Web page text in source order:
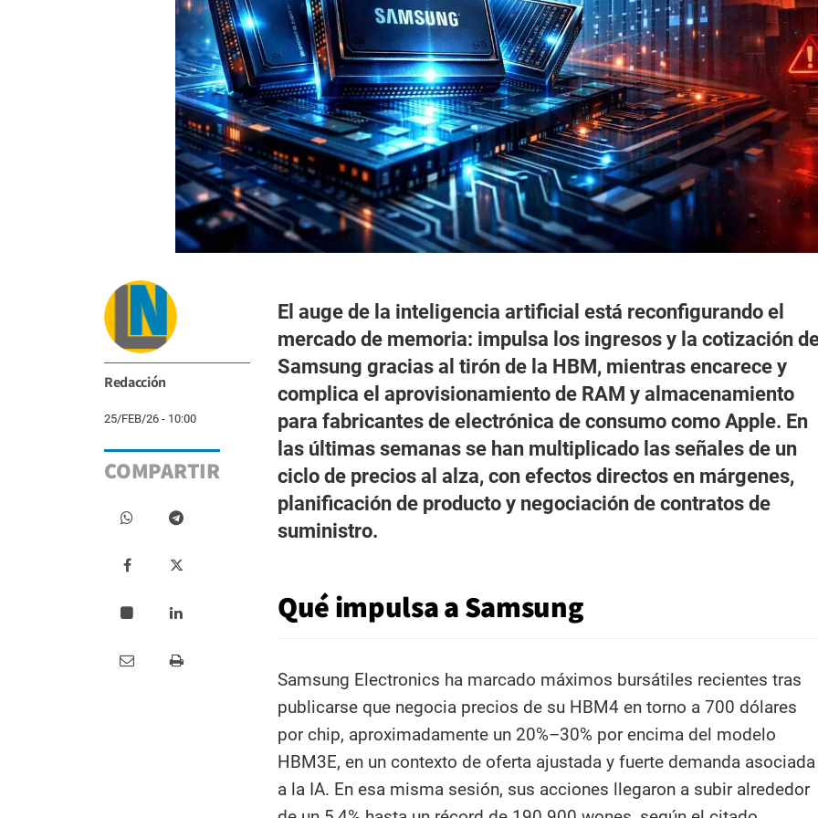
Redacción
25/FEB/26 - 10:00
COMPARTIR
El auge de la inteligencia artificial está reconfigurando el
mercado de memoria: impulsa los ingresos y la cotización
Samsung gracias al tirón de la HBM, mientras encarece y
complica el aprovisionamiento de RAM y almacenamiento
para fabricantes de electrónica de consumo como Apple. En
las últimas semanas se han multiplicado las señales de un
ciclo de precios al alza, con efectos directos en márgenes,
planificación de producto y negociación de contratos de
suministro.
Qué impulsa a Samsung
Samsung Electronics ha marcado máximos bursátiles recientes tras
publicarse que negocia precios de su HBM4 en torno a 700 dólares
por chip, aproximadamente un 20%–30% por encima del modelo
HBM3E, en un contexto de oferta ajustada y fuerte demanda asociada
a la IA. En esa misma sesión, sus acciones llegaron a subir alrededor